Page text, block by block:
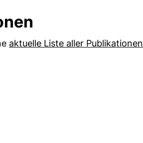
aktuelle Liste aller Publikationen